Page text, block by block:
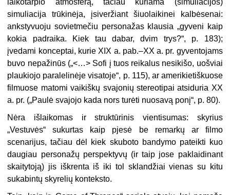
simuliacija trūkinėja, įsiveržiant šiuolaikinei kalbėsenai:
ankstyvuoju sovietmečiu personažas klausia „gyveni kaip
kokia padraika. Kiek tau dabar, dvim trys?“, p. 183);
įvedami konceptai, kurie XIX a. pab.–XX a. pr. gyventojams
buvo nepažinūs („<…> Sofi į tuos reikalus nesikišo, uošviai
plaukiojo paralelinėje visatoje“, p. 115), ar amerikietiškuose
filmuose matomi vaikiškų svajonių stereotipai atsiduria XX
a. pr. („Paulė svajojo kada nors turėti nuosavą ponį“, p. 80).
Nėra išlaikomas ir struktūrinis vientisumas: skyrius
„Vestuvės“ sukurtas kaip pjesė be remarkų ar filmo
scenarijus, tačiau dėl kiek skuboto bandymo pateikti kuo
daugiau personažų perspektyvų (ir taip jose paklaidinant
skaitytoją) jis iškrenta iš iki tol sklandžiai vienas su kitu
sukabintų skyrelių konteksto.